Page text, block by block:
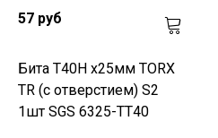
57 руб
Бита T40H х25мм TORX
TR (с отверстием) S2
1шт SGS 6325-TT40